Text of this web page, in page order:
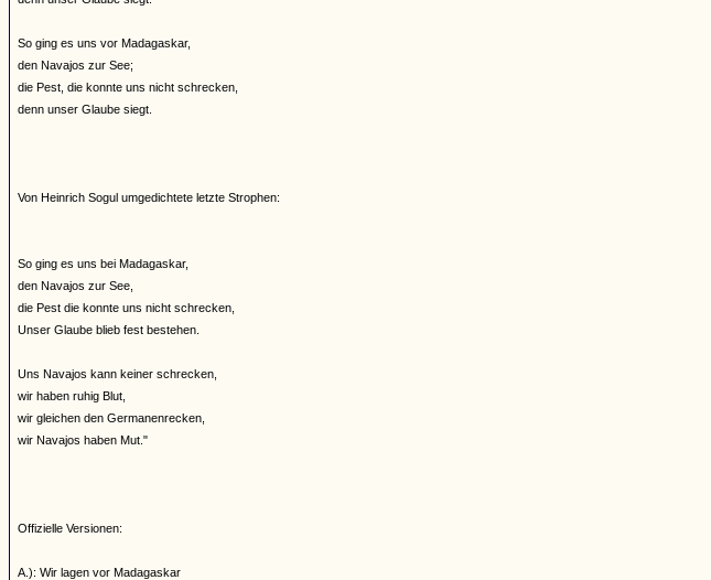
So ging es uns vor Madagaskar,
den Navajos zur See;
die Pest, die konnte uns nicht schrecken,
denn unser Glaube siegt.
Von Heinrich Sogul umgedichtete letzte Strophen:
So ging es uns bei Madagaskar,
den Navajos zur See,
die Pest die konnte uns nicht schrecken,
Unser Glaube blieb fest bestehen.
Uns Navajos kann keiner schrecken,
wir haben ruhig Blut,
wir gleichen den Germanenrecken,
wir Navajos haben Mut."
Offizielle Versionen:
A.): Wir lagen vor Madagaskar